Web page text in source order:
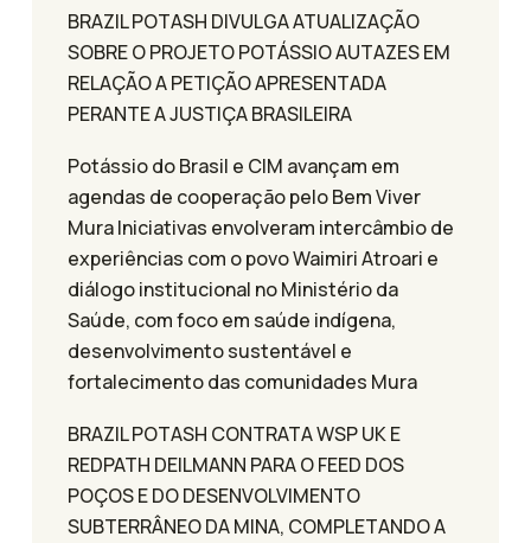
BRAZIL POTASH DIVULGA ATUALIZAÇÃO
SOBRE O PROJETO POTÁSSIO AUTAZES EM
RELAÇÃO A PETIÇÃO APRESENTADA
PERANTE A JUSTIÇA BRASILEIRA
Potássio do Brasil e CIM avançam em
agendas de cooperação pelo Bem Viver
Mura Iniciativas envolveram intercâmbio de
experiências com o povo Waimiri Atroari e
diálogo institucional no Ministério da
Saúde, com foco em saúde indígena,
desenvolvimento sustentável e
fortalecimento das comunidades Mura
BRAZIL POTASH CONTRATA WSP UK E
REDPATH DEILMANN PARA O FEED DOS
POÇOS E DO DESENVOLVIMENTO
SUBTERRÂNEO DA MINA, COMPLETANDO A